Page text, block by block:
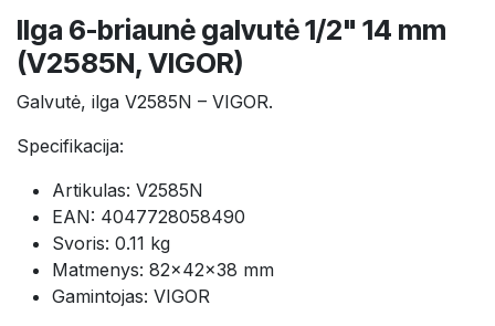
Ilga 6-briaunė galvutė 1/2" 14 mm
(V2585N, VIGOR)
Galvutė, ilga V2585N – VIGOR.
Specifikacija:
Artikulas: V2585N
EAN: 4047728058490
Svoris: 0.11 kg
Matmenys: 82×42×38 mm
Gamintojas: VIGOR